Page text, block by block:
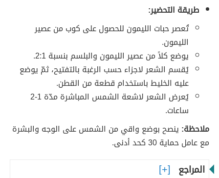
طريقة التحضير:
تُعصر حبات الليمون للحصول على كوب من عصير
الليمون.
يوضع كلاً من عصير الليمون والبلسم بنسبة 2:1.
يُقسم الشعر لاجزاء حسب الرغبة بالتفتيح، ثمّ يوضع
عليه الخليط باستخدام قطعة من القطن.
يُعرض الشعر لاشعة الشمس المباشرة مدّة 1-2
ساعات.
ملاحظة: ينصح بوضع واقي من الشمس على الوجه والبشرة
مع عامل حماية 30 كحد أدنى.
المراجع